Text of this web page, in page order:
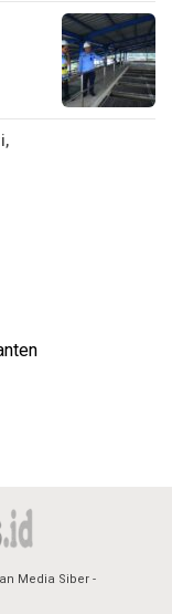
Media Siber